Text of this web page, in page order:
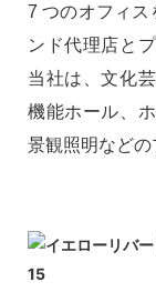
7 つのオフィス
ンド代理店と
当社は、文化
機能ホール、
景観照明などの